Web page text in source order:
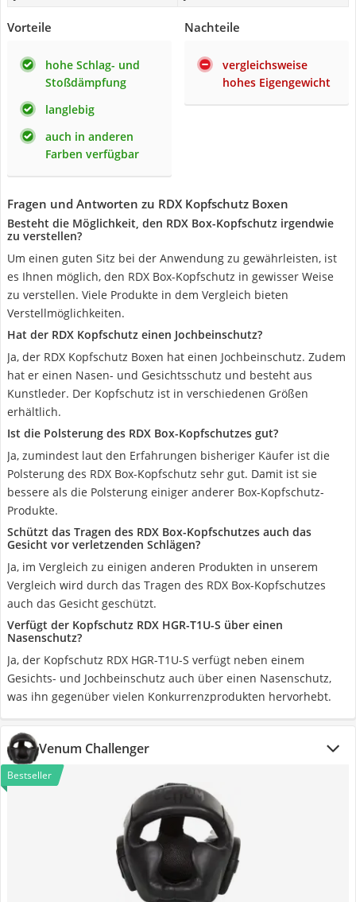
Vorteile
hohe Schlag- und
Stoßdämpfung
langlebig
auch in anderen
Farben verfügbar
Nachteile
vergleichsweise
hohes Eigengewicht
Fragen und Antworten zu RDX Kopfschutz Boxen
Besteht die Möglichkeit, den RDX Box-Kopfschutz irgendwie
zu verstellen?
Um einen guten Sitz bei der Anwendung zu gewährleisten, ist
es Ihnen möglich, den RDX Box-Kopfschutz in gewisser Weise
zu verstellen. Viele Produkte in dem Vergleich bieten
Verstellmöglichkeiten.
Hat der RDX Kopfschutz einen Jochbeinschutz?
Ja, der RDX Kopfschutz Boxen hat einen Jochbeinschutz. Zudem
hat er einen Nasen- und Gesichtsschutz und besteht aus
Kunstleder. Der Kopfschutz ist in verschiedenen Größen
erhältlich.
Ist die Polsterung des RDX Box-Kopfschutzes gut?
Ja, zumindest laut den Erfahrungen bisheriger Käufer ist die
Polsterung des RDX Box-Kopfschutz sehr gut. Damit ist sie
bessere als die Polsterung einiger anderer Box-Kopfschutz-
Produkte.
Schützt das Tragen des RDX Box-Kopfschutzes auch das
Gesicht vor verletzenden Schlägen?
Ja, im Vergleich zu einigen anderen Produkten in unserem
Vergleich wird durch das Tragen des RDX Box-Kopfschutzes
auch das Gesicht geschützt.
Verfügt der Kopfschutz ‎RDX HGR-T1U-S über einen
Nasenschutz?
Ja, der Kopfschutz ‎RDX HGR-T1U-S verfügt neben einem
Gesichts- und Jochbeinschutz auch über einen Nasenschutz,
was ihn gegenüber vielen Konkurrenzprodukten hervorhebt.
Venum Challenger
Bestseller